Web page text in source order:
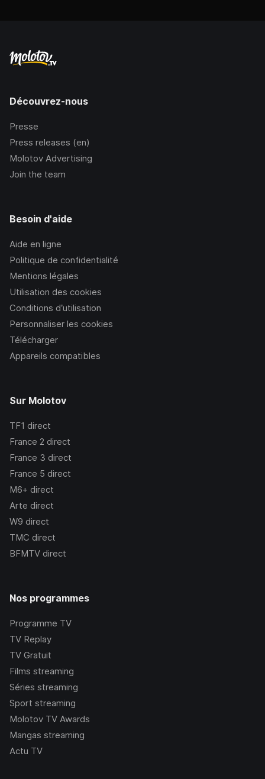
Découvrez-nous
Presse
Press releases (en)
Molotov Advertising
Join the team
Besoin d'aide
Aide en ligne
Politique de confidentialité
Mentions légales
Utilisation des cookies
Conditions d’utilisation
Personnaliser les cookies
Télécharger
Appareils compatibles
Sur Molotov
TF1 direct
France 2 direct
France 3 direct
France 5 direct
M6+ direct
Arte direct
W9 direct
TMC direct
BFMTV direct
Nos programmes
Programme TV
TV Replay
TV Gratuit
Films streaming
Séries streaming
Sport streaming
Molotov TV Awards
Mangas streaming
Actu TV